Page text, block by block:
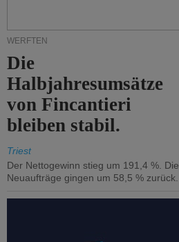
WERFTEN
Die
Halbjahresumsätze
von Fincantieri
bleiben stabil.
Triest
Der Nettogewinn stieg um 191,4 %. Die
Neuaufträge gingen um 58,5 % zurück.